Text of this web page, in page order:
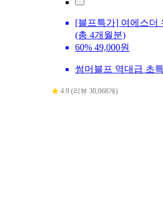
[블프특가] 여에스더
(총 4개월분)
60% 49,000원
썸머블프 역대급 초
4.9 (리뷰 30,068개)